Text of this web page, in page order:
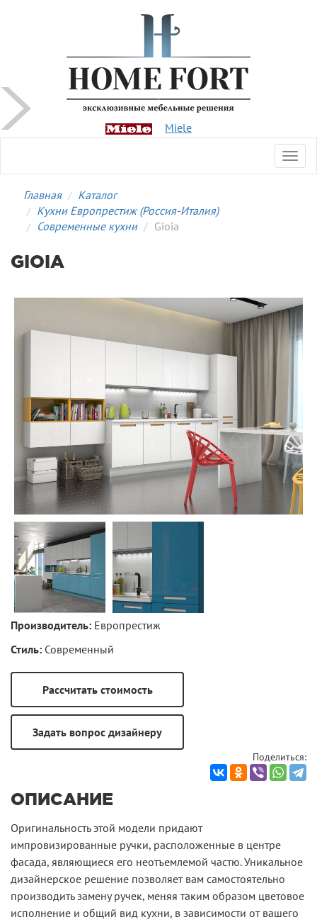
Miele
Главная
Каталог
Кухни Европрестиж (Россия-Италия)
Современные кухни
Gioia
GIOIA
Производитель: Европрестиж
Стиль: Современный
Поделиться:
ОПИСАНИЕ
Оригинальность этой модели придают
импровизированные ручки, расположенные в центре
фасада, являющиеся его неотъемлемой частю. Уникальное
дизайнерское решение позволяет вам самостоятельно
производить замену ручек, меняя таким образом цветовое
исполнение и общий вид кухни, в зависимости от вашего